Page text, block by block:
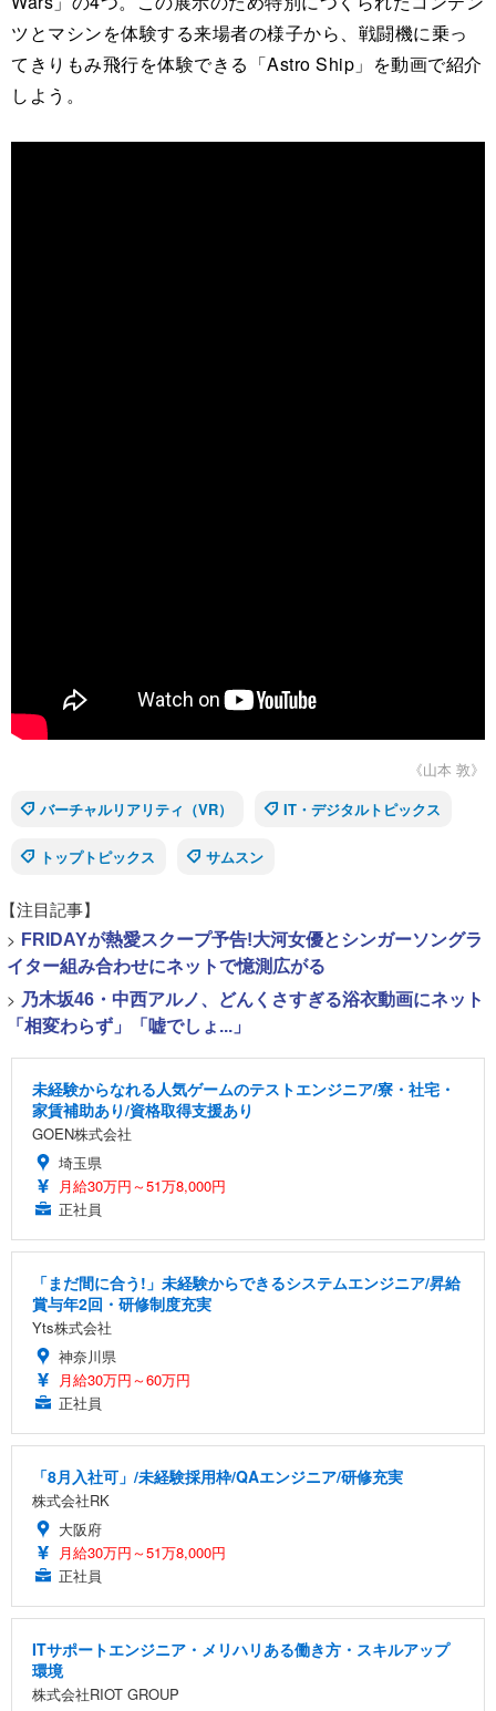
ツとマシンを体験する来場者の様子から、戦闘機に乗っ
てきりもみ飛行を体験できる「Astro Ship」を動画で紹介
しよう。
《山本 敦》
バーチャルリアリティ（VR）
IT・デジタルトピックス
トップトピックス サムスン
【注目記事】
> FRIDAYが熱愛スクープ予告!大河女優とシンガーソングラ
イター組み合わせにネットで憶測広がる
> 乃木坂46・中西アルノ、どんくさすぎる浴衣動画にネット
「相変わらず」「嘘でしょ...」
未経験からなれる人気ゲームのテストエンジニア/寮・社宅・
家賃補助あり/資格取得支援あり
GOEN株式会社
埼玉県
月給30万円～51万8,000円
正社員
「まだ間に合う!」未経験からできるシステムエンジニア/昇給
賞与年2回・研修制度充実
Yts株式会社
神奈川県
月給30万円～60万円
正社員
「8月入社可」/未経験採用枠/QAエンジニア/研修充実
株式会社RK
大阪府
月給30万円～51万8,000円
正社員
ITサポートエンジニア・メリハリある働き方・スキルアップ
環境
株式会社RIOT GROUP